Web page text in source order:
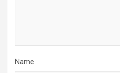
Name